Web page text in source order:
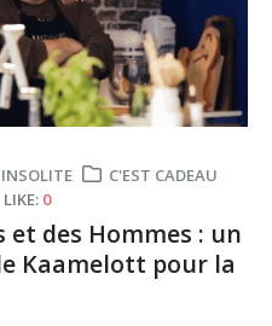
INSOLITE
C'EST CADEAU
LIKE: 0
et des Hommes : un
Kaamelott pour la